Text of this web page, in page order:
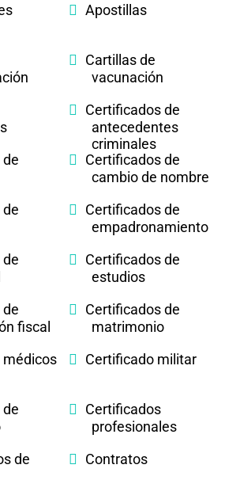
Apostillas
Cartillas de
vacunación
Certificados de
antecedentes
criminales
Certificados de
cambio de nombre
Certificados de
empadronamiento
Certificados de
estudios
fiscal
Certificados de
matrimonio
médicos
Certificado militar
Certificados
profesionales
de
Contratos